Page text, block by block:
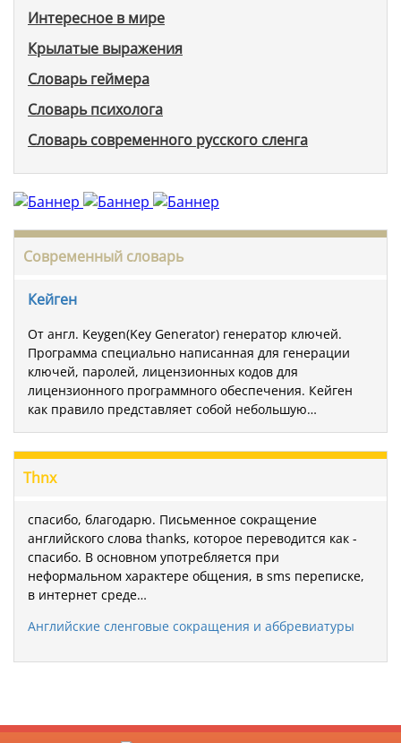
Интересное в мире
Крылатые выражения
Словарь геймера
Словарь психолога
Словарь современного русского сленга
Современный словарь
Кейген
От англ. Keygen(Key Generator) генератор ключей.
Программа специально написанная для генерации
ключей, паролей, лицензионных кодов для
лицензионного программного обеспечения. Кейген
как правило представляет собой небольшую…
Thnx
спасибо, благодарю. Письменное сокращение
английского слова thanks, которое переводится как -
спасибо. В основном употребляется при
неформальном характере общения, в sms переписке,
в интернет среде…
Английские сленговые сокращения и аббревиатуры